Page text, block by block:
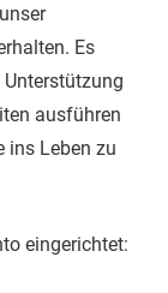
Es
ausführen
ins Leben zu
eingerichtet: